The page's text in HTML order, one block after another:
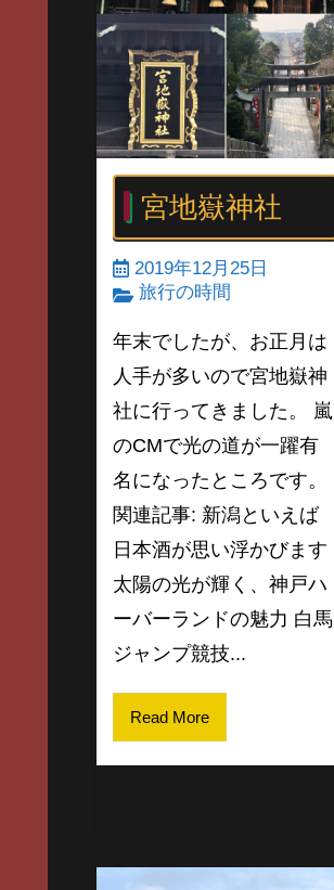
宮地嶽神社
2019年12月25日
旅行の時間
年末でしたが、お正月は
人手が多いので宮地嶽神
社に行ってきました。 嵐
のCMで光の道が一躍有
名になったところです。
関連記事: 新潟といえば
日本酒が思い浮かびます
太陽の光が輝く、神戸ハ
ーバーランドの魅力 白馬
ジャンプ競技...
Read More